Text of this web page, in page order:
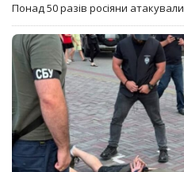
Понад 50 разів росіяни